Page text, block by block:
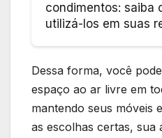
condimentos: saiba
utilizá-los em suas
Dessa forma, você
espaço ao ar livre em
mantendo seus móveis
as escolhas certas, sua